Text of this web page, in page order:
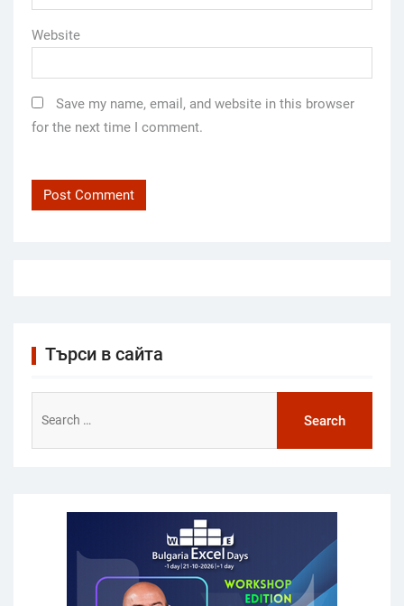
Website
Save my name, email, and website in this browser
for the next time I comment.
Търси в сайта
for: